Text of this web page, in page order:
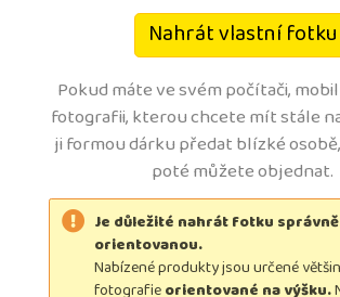
Nahrát vlastní fotku
Pokud máte ve svém počítači,
fotografii, kterou chcete mít stále
ji formou dárku předat blízké
poté můžete objednat.